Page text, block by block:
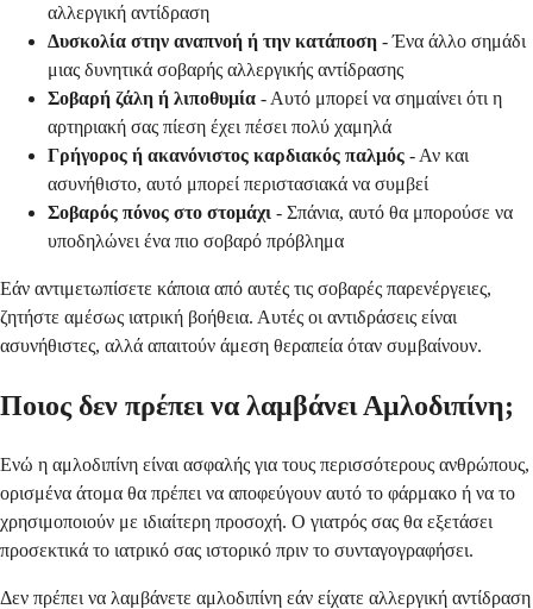
αλλεργική αντίδραση
Δυσκολία στην αναπνοή ή την κατάποση - Ένα άλλο σημάδι
μιας δυνητικά σοβαρής αλλεργικής αντίδρασης
Σοβαρή ζάλη ή λιποθυμία - Αυτό μπορεί να σημαίνει ότι η
αρτηριακή σας πίεση έχει πέσει πολύ χαμηλά
Γρήγορος ή ακανόνιστος καρδιακός παλμός - Αν και
ασυνήθιστο, αυτό μπορεί περιστασιακά να συμβεί
Σοβαρός πόνος στο στομάχι - Σπάνια, αυτό θα μπορούσε να
υποδηλώνει ένα πιο σοβαρό πρόβλημα
Εάν αντιμετωπίσετε κάποια από αυτές τις σοβαρές παρενέργειες,
ζητήστε αμέσως ιατρική βοήθεια. Αυτές οι αντιδράσεις είναι
ασυνήθιστες, αλλά απαιτούν άμεση θεραπεία όταν συμβαίνουν.
Ποιος δεν πρέπει να λαμβάνει Αμλοδιπίνη;
Ενώ η αμλοδιπίνη είναι ασφαλής για τους περισσότερους ανθρώπους,
ορισμένα άτομα θα πρέπει να αποφεύγουν αυτό το φάρμακο ή να το
χρησιμοποιούν με ιδιαίτερη προσοχή. Ο γιατρός σας θα εξετάσει
προσεκτικά το ιατρικό σας ιστορικό πριν το συνταγογραφήσει.
Δεν πρέπει να λαμβάνετε αμλοδιπίνη εάν είχατε αλλεργική αντίδραση